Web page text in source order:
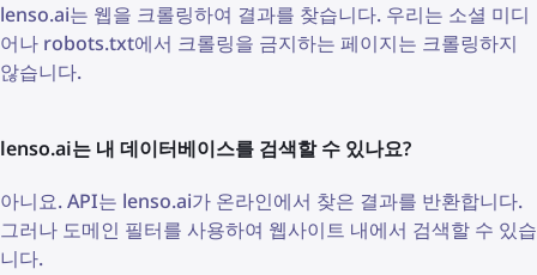
lenso.ai는 웹을 크롤링하여 결과를 찾습니다. 우리는 소셜 미디
어나 robots.txt에서 크롤링을 금지하는 페이지는 크롤링하지
않습니다.
lenso.ai는 내 데이터베이스를 검색할 수 있나요?
아니요. API는 lenso.ai가 온라인에서 찾은 결과를 반환합니다.
그러나 도메인 필터를 사용하여 웹사이트 내에서 검색할 수 있습
니다.